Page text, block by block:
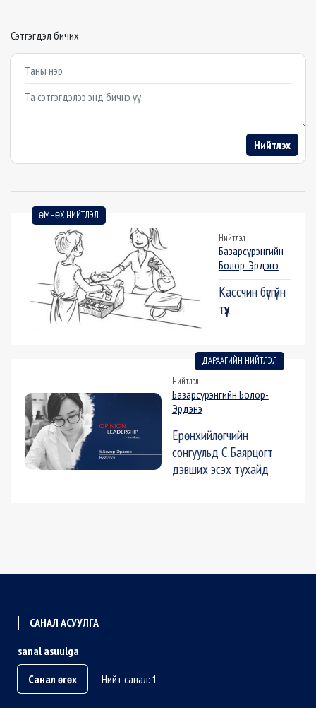
Сэтгэгдэл бичих
Example textarea
Нийтлэх
ӨМНӨХ НИЙТЛЭЛ
Нийтлэл
Базарсүрэнгийн
Болор-Эрдэнэ
Кассчин бүсгүйн
түүх
ДАРААГИЙН НИЙТЛЭЛ
Нийтлэл
Базарсүрэнгийн Болор-
Эрдэнэ
Ерөнхийлөгчийн
сонгуульд С.Баярцогт
дэвших эсэх тухайд
САНАЛ АСУУЛГА
sanal asuulga
Санал өгөх
Нийт санал: 1